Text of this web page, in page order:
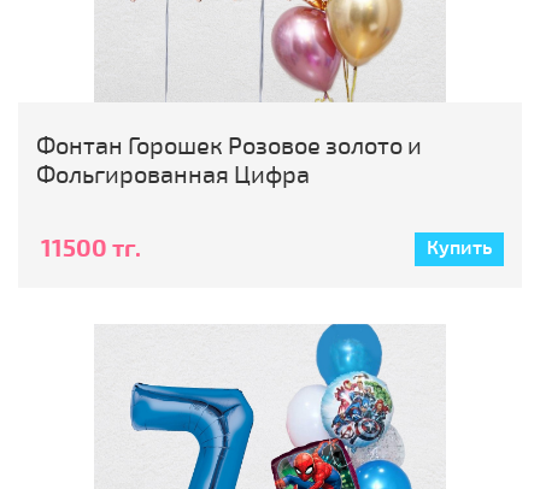
Фонтан Горошек Розовое золото и
Фольгированная Цифра
11500 тг. Купить